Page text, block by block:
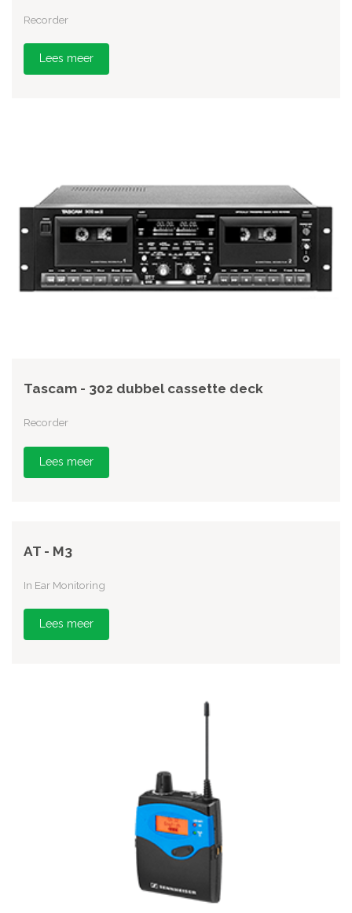
Recorder
Lees meer
Tascam - 302 dubbel cassette deck
Recorder
Lees meer
AT - M3
In Ear Monitoring
Lees meer